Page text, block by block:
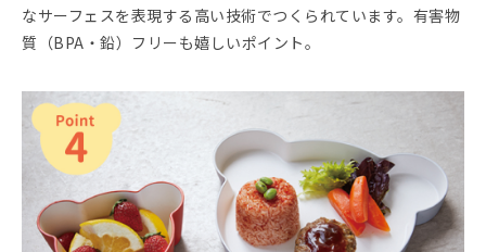
なサーフェスを表現する高い技術でつくられています。有害物
質（BPA・鉛）フリーも嬉しいポイント。